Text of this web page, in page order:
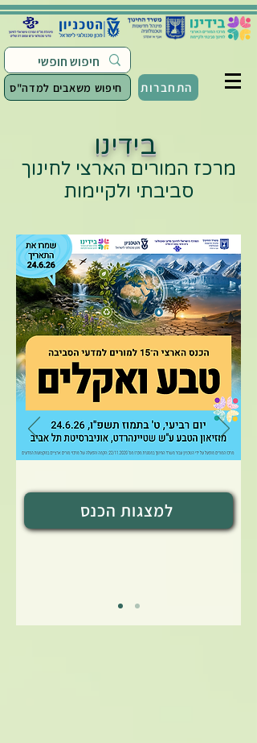
חיפוש משאבים למדה"ס התחברות
בידינו
מרכז המורים הארצי לחינוך
סביבתי ולקיימות
למצגות הכנס